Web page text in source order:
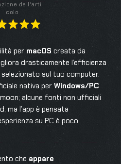
dell'arti
colo
per macOS creata da
drasticamente l’efficienza
sul tuo computer.
nativa per Windows/PC
alcune fonti non ufficiali
ma l’app è pensata
su PC è poco
che appare